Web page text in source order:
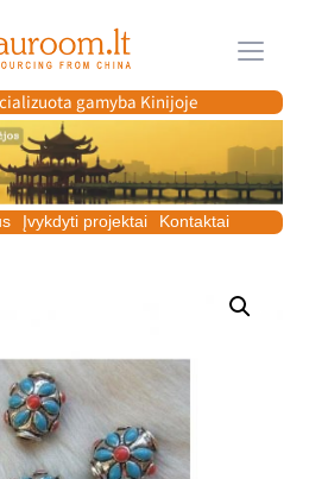
Meniu
gamyba Kinijoje
Įvykdyti projektai Kontaktai